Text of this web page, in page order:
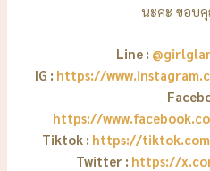
นะคะ ขอบ
Line :
IG : https://
https://
Tiktok : https://
Twitter : https://